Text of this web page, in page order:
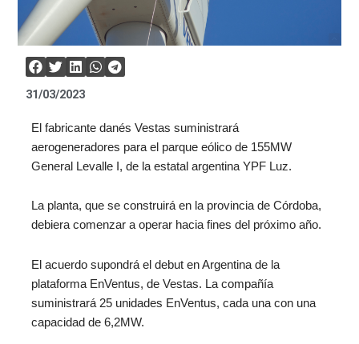
31/03/2023
El fabricante danés Vestas suministrará
aerogeneradores para el parque eólico de 155MW
General Levalle I, de la estatal argentina YPF Luz.
La planta, que se construirá en la provincia de Córdoba,
debiera comenzar a operar hacia fines del próximo año.
El acuerdo supondrá el debut en Argentina de la
plataforma EnVentus, de Vestas. La compañía
suministrará 25 unidades EnVentus, cada una con una
capacidad de 6,2MW.